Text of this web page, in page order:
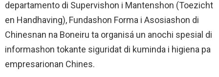
departamento di Supervishon i Mantenshon (Toezicht
en Handhaving), Fundashon Forma i Asosiashon di
Chinesnan na Boneiru ta organisá un anochi spesial di
informashon tokante siguridat di kuminda i higiena pa
empresarionan Chines.